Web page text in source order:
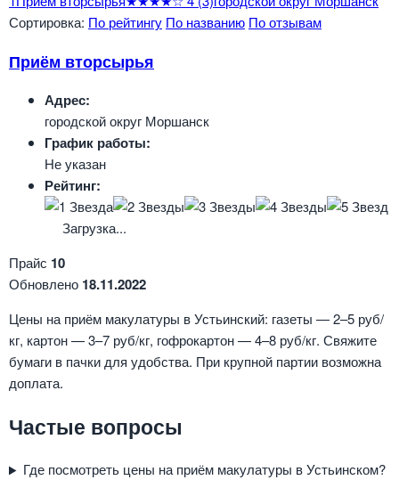
Сортировка: По рейтингу По названию По отзывам
Приём вторсырья
Адрес:
городской округ Моршанск
График работы:
Не указан
Рейтинг:
Загрузка...
Прайс 10
Обновлено 18.11.2022
Цены на приём макулатуры в Устьинский: газеты — 2–5 руб/
кг, картон — 3–7 руб/кг, гофрокартон — 4–8 руб/кг. Свяжите
бумаги в пачки для удобства. При крупной партии возможна
доплата.
Частые вопросы
Где посмотреть цены на приём макулатуры в Устьинском?